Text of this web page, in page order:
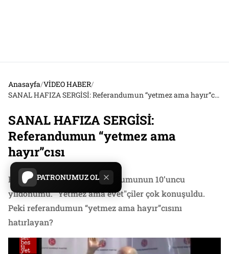
PATRONUMUZ OL
Anasayfa/VİDEO HABER/
SANAL HAFIZA SERGİSİ: Referandumun “yetmez ama hayır”cısı
SANAL HAFIZA SERGİSİ:
Referandumun “yetmez ama
hayır”cısı
Bugün 12 Eylül 2010 referandumunun 10’uncu
yıldönümü. "Yetmez ama evet"çiler çok konuşuldu.
Peki referandumun “yetmez ama hayır”cısını
hatırlayan?